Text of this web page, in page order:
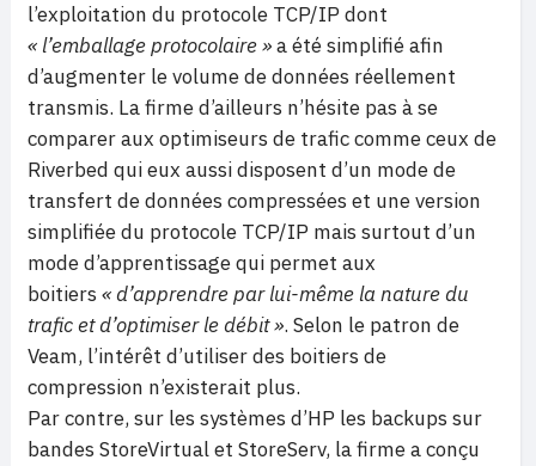
l’exploitation du protocole TCP/IP dont
« l’emballage protocolaire »a été simplifié afin
d’augmenter le volume de données réellement
transmis. La firme d’ailleurs n’hésite pas à se
comparer aux optimiseurs de trafic comme ceux de
Riverbed qui eux aussi disposent d’un mode de
transfert de données compressées et une version
simplifiée du protocole TCP/IP mais surtout d’un
mode d’apprentissage qui permet aux
boitiers « d’apprendre par lui-même la nature du
trafic et d’optimiser le débit ». Selon le patron de
Veam, l’intérêt d’utiliser des boitiers de
compression n’existerait plus.
Par contre, sur les systèmes d’HP les backups sur
bandes StoreVirtual et StoreServ, la firme a conçu